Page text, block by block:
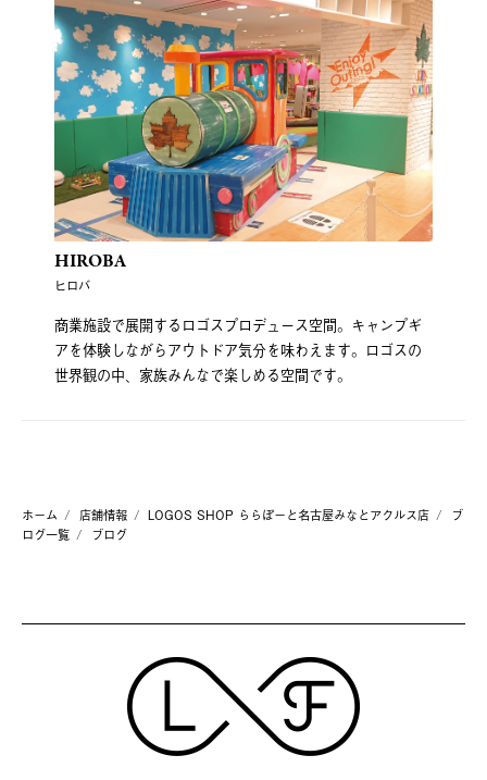
HIROBA
ヒロバ
商業施設で展開するロゴスプロデュース空間。キャンプギ
アを体験しながらアウトドア気分を味わえます。ロゴスの
世界観の中、家族みんなで楽しめる空間です。
ホーム 店舗情報 LOGOS SHOP ららぽーと名古屋みなとアクルス店
ブ
ログ一覧
ブログ